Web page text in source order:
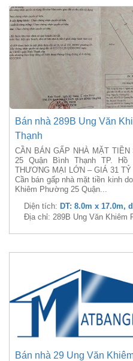
Bán nhà 289B Ung Văn
Thạnh
CẦN BÁN GẤP NHÀ MẶT
25 Quận Bình Thạnh TP. Hồ
THƯƠNG MẠI LỚN – GIÁ 31 TỶ
Cần bán gấp nhà mặt tiền kinh
Khiêm Phường 25 Quận...
Diện tích: DT: 8.0m x 17.0m,
Địa chỉ: 289B Ung Văn Khiêm
Bán nhà 29 Ung Văn